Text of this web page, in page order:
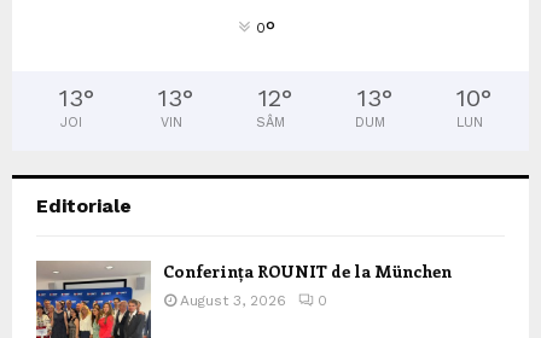
0°
13°
JOI
13°
VIN
12°
SÂM
13°
DUM
10°
LUN
Editoriale
Conferința ROUNIT de la München
August 3, 2026 0